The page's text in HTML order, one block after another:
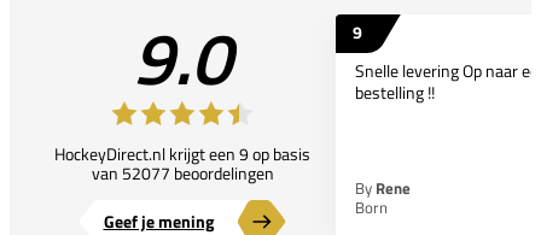
9.0
HockeyDirect.nl krijgt een 9 op basis
van 52077 beoordelingen
Geef je mening
9
Snelle levering Op naar
bestelling !!
By Rene
Born